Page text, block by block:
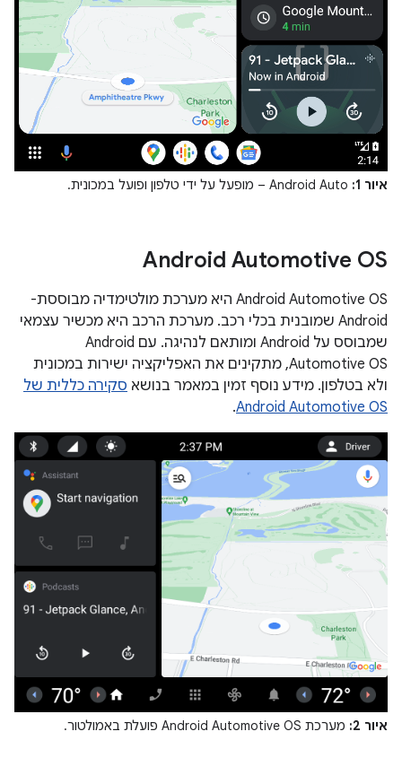
איור 1:
Android Automotive OS
‫Android Automotive OS היא מערכת מולטימדיה מבוססת-
Android שמובנית בכלי רכב. מערכת הרכב היא מכשיר עצמאי
שמבוסס על Android ומותאם לנהיגה. עם Android
Automotive OS, מתקינים את האפליקציה ישירות במכונית
ולא בטלפון. מידע נוסף זמין במאמר בנושא סקירה כללית של
Android Automotive OS
.
איור 2: מערכת Android Automotive OS פועלת באמולטור.